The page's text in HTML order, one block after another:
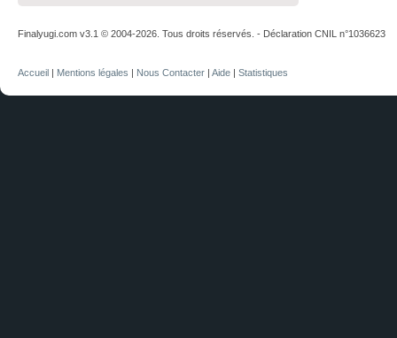
Finalyugi.com v3.1 © 2004-2026. Tous droits réservés. - Déclaration CNIL n°1036623
Accueil Mentions légales Nous Contacter Aide Statistiques